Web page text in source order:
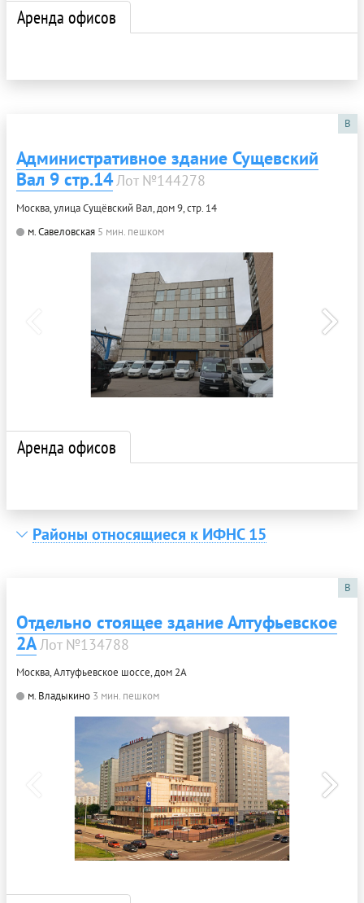
Аренда офисов
B
Административное здание Сущевский
Вал 9 стр.14Лот №144278
Москва, улица Сущёвский Вал, дом 9, стр. 14
м. Савеловская 5 мин. пешком
Аренда офисов
Районы относящиеся к ИФНС 15
B
Отдельно стоящее здание Алтуфьевское
2А Лот №134788
Москва, Алтуфьевское шоссе, дом 2А
м. Владыкино 3 мин. пешком